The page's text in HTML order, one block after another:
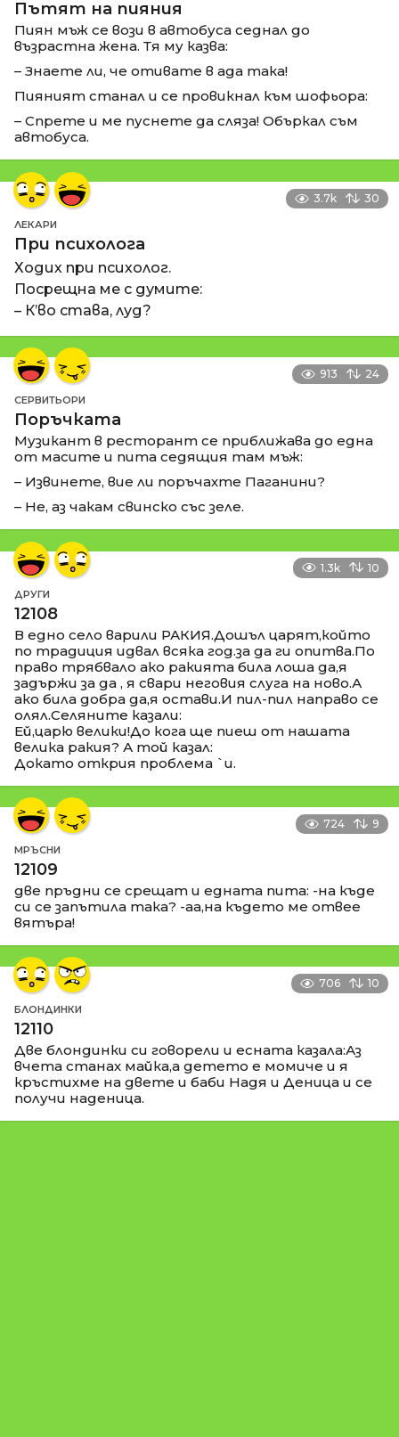
Пътят на пияния
Пиян мъж се вози в автобуса седнал до
възрастна жена. Тя му казва:
– Знаете ли, че отивате в ада така!
Пияният станал и се провикнал към шофьора:
– Спрете и ме пуснете да сляза! Объркал съм
автобуса.
3.7k 30
ЛЕКАРИ
При психолога
Ходих при психолог.
Посрещна ме с думите:
– К’во става, луд?
913 24
СЕРВИТЬОРИ
Поръчката
Музикант в ресторант се приближава до една
от масите и пита седящия там мъж:
– Извинете, вие ли поръчахте Паганини?
– Не, аз чакам свинско със зеле.
1.3k 10
ДРУГИ
12108
В едно село варили РАКИЯ.Дошъл царят,който
по традиция идвал всяка год.за да ги опитва.По
право трябвало ако ракията била лоша да,я
задържи за да , я свари неговия слуга на ново.А
ако била добра да,я остави.И пил-пил направо се
олял.Селяните казали:
Ей,царю велики!До кога ще пиеш от нашата
велика ракия? А той казал:
Докато открия проблема `и.
724 9
МРЪСНИ
12109
две пръдни се срещат и едната пита: -на къде
си се запътила така? -аа,на където ме отвее
вятъра!
706 10
БЛОНДИНКИ
12110
Две блондинки си говорели и есната казала:Аз
вчета станах майка,а детето е момиче и я
кръстихме на двете и баби Надя и Деница и се
получи наденица.